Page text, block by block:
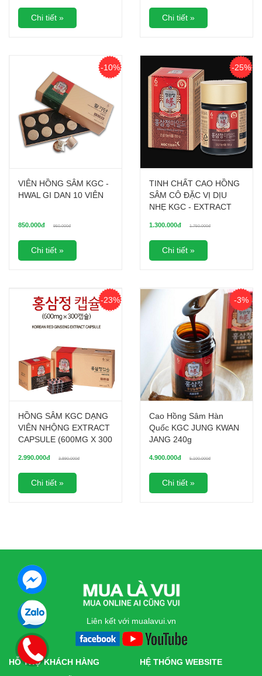
Chi tiết » Chi tiết »
-10%
VIÊN HỒNG SÂM KGC -
HWAL GI DAN 10 VIÊN
850.000đ 950.000đ
Chi tiết »
-25%
TINH CHẤT CAO HỒNG
SÂM CÔ ĐẶC VỊ DỊU
NHẸ KGC - EXTRACT
1.300.000đ 1.750.000đ
Chi tiết »
-23%
HỒNG SÂM KGC DẠNG
VIÊN NHỘNG EXTRACT
CAPSULE (600MG X 300
2.990.000đ 3.890.000đ
Chi tiết »
-3%
Cao Hồng Sâm Hàn
Quốc KGC JUNG KWAN
JANG 240g
4.900.000đ 5.100.000đ
Chi tiết »
Liên kết với mualavui.vn
HỖ TRỢ KHÁCH HÀNG
HỆ THỐNG WEBSITE